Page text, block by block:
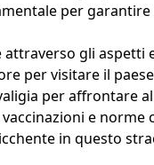
per
gli aspetti
per visitare il
per affrontare
e
in questo